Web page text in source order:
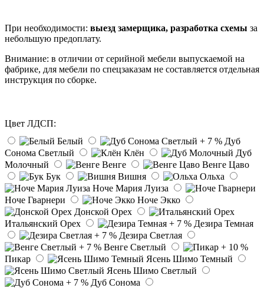
При необходимости: выезд замерщика, разработка схемы за
небольшую предоплату.
Внимание: в отличии от серийной мебели выпускаемой на
фабрике, для мебели по спецзаказам не составляется отдельная
инструкция по сборке.
Цвет ЛДСП:
Белый
Дуб
Сонома Светлый
Клён
Дуб
Молочный
Венге
Венге Цаво
Бук
Вишня
Ольха
Ноче Мария Луиза
Ноче Гварнери
Ноче Экко
Донской Орех
Итальянский Орех
Дезира Темная
Дезира Светлая
Венге Светлый
Пикар
Ясень Шимо Темный
Ясень Шимо Светлый
Дуб Сонома